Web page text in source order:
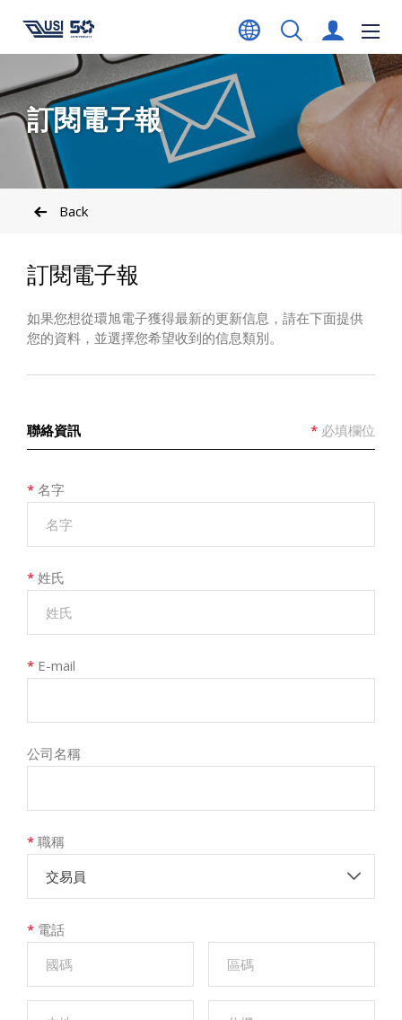
訂閱電子報
Back
訂閱電子報
如果您想從環旭電子獲得最新的更新信息，請在下面提供
您的資料，並選擇您希望收到的信息類別。
* 必填欄位
聯絡資訊
* 名字
* 姓氏
* E-mail
公司名稱
* 職稱
交易員
* 電話